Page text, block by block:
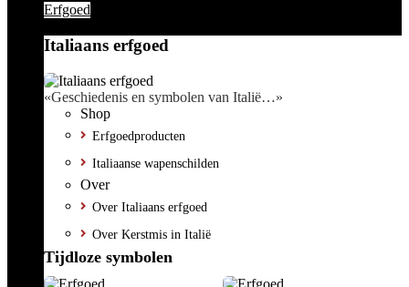
Erfgoed
Italiaans erfgoed
«Geschiedenis en symbolen van Italië…»
Shop
Erfgoedproducten
Italiaanse wapenschilden
Over
Over Italiaans erfgoed
Over Kerstmis in Italië
Tijdloze symbolen